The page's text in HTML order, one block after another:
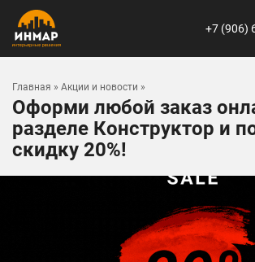
+7 (906)
Главная » Акции и новости »
Оформи любой заказ
разделе Конструктор и
скидку 20%!